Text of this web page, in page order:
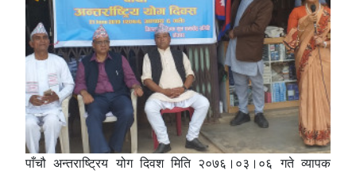
पाँचौ अन्तराष्ट्रिय योग दिवश मिति २०७६।०३।०६ गते व्यापक